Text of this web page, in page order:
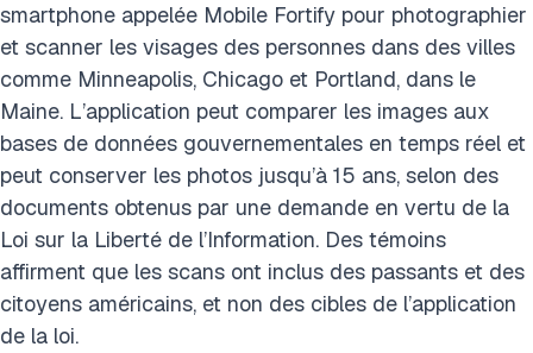
smartphone appelée Mobile Fortify pour photographier
et scanner les visages des personnes dans des villes
comme Minneapolis, Chicago et Portland, dans le
Maine. L’application peut comparer les images aux
bases de données gouvernementales en temps réel et
peut conserver les photos jusqu’à 15 ans, selon des
documents obtenus par une demande en vertu de la
Loi sur la Liberté de l’Information. Des témoins
affirment que les scans ont inclus des passants et des
citoyens américains, et non des cibles de l’application
de la loi.